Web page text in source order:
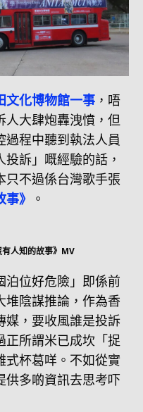
文化博物館一事 ，唔
人大肆炮轟洩憤，但
過程中聽到執法人員
訴」嘅經驗的話，
只不過係台灣歌手張
》 。
人知的故事》MV
泊位好危險」即係前
堆陰謀推論，作為香
媒，要收風誰是投訴
正所謂米已成坎「捉
式杯葛咩。不如從實
供多啲資訊去思考吓